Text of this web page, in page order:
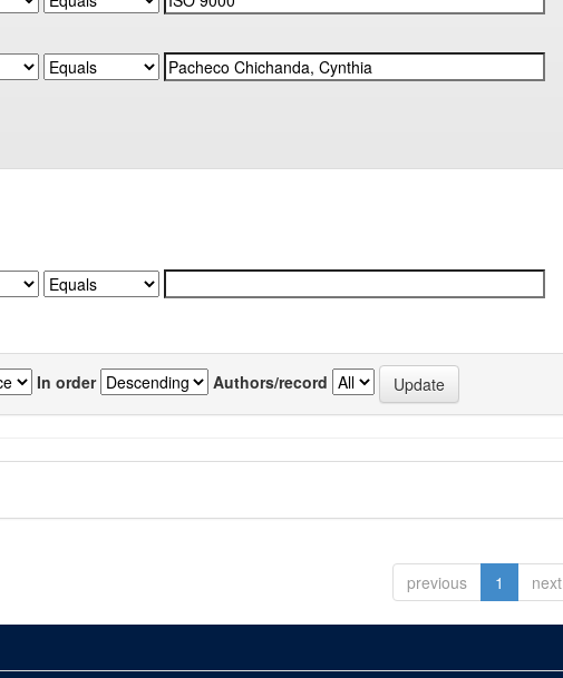
In order Authors/record
previous 1 next